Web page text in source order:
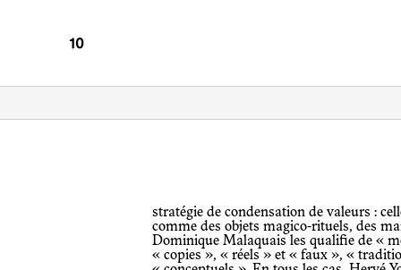
stratégie de condensation de valeurs : celle qui leur permet de fonctionner à la fois
comme des objets magico-rituels, des
Dominique Malaquais les qualifie de «
« copies », « réels » et « faux », «